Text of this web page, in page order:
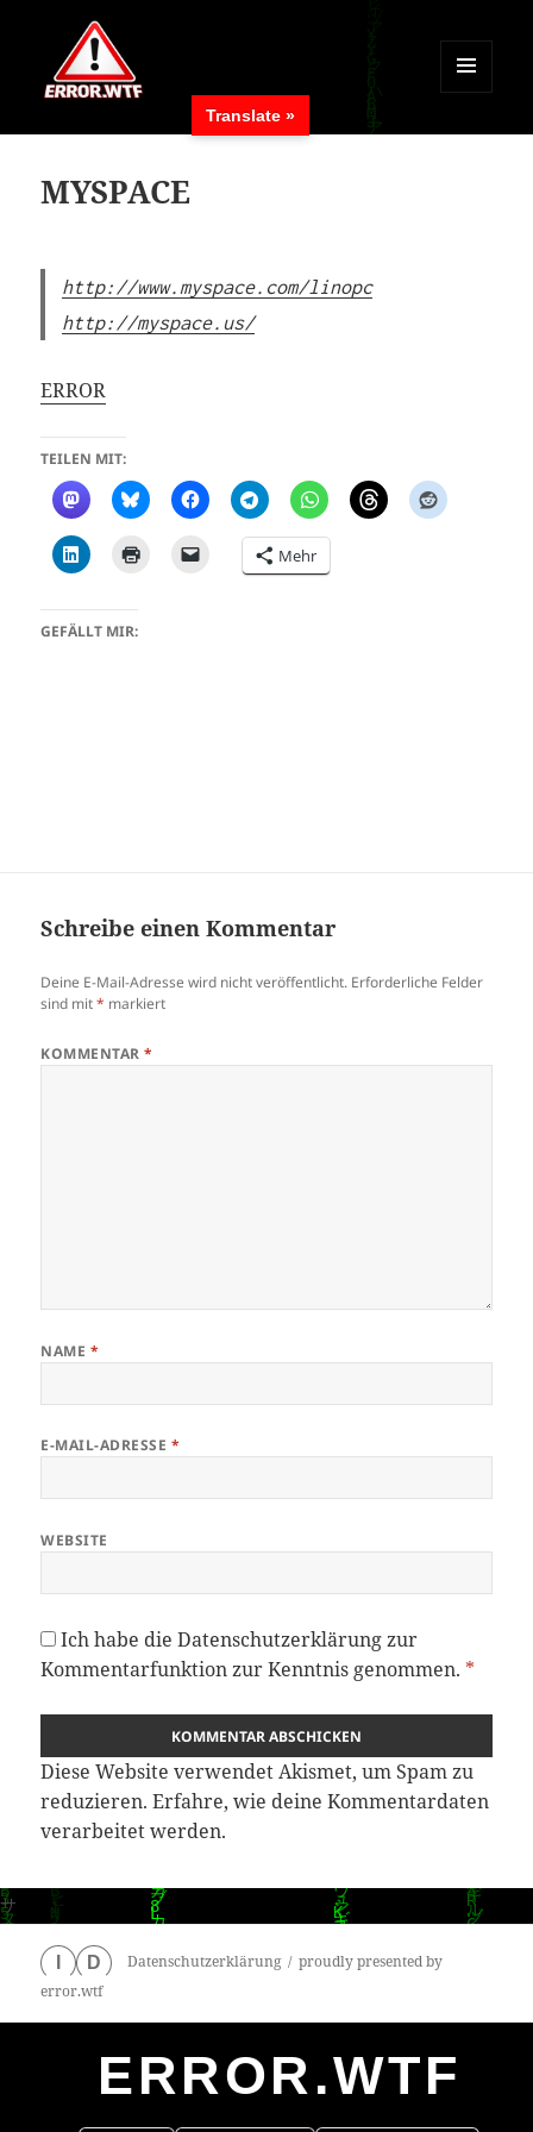
MENÜ
WIDGETS
MYSPACE
http://www.myspace.com/linopc
http://myspace.us/
ERROR
TEILEN MIT:
Mehr
GEFÄLLT MIR:
Schreibe einen Kommentar
Deine E-Mail-Adresse wird nicht veröffentlicht. Erforderliche Felder
sind mit* markiert
KOMMENTAR*
NAME *
E-MAIL-ADRESSE *
WEBSITE
Ich habe dieDatenschutzerklärungzur
Kommentarfunktion zur Kenntnis genommen. *
Diese Website verwendet Akismet, um Spam zu
reduzieren.Erfahre, wie deine Kommentardaten
verarbeitet werden.
D Datenschutzerklärung
proudly presented by
error.wtf
ERROR.WTF
Translate »